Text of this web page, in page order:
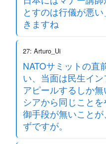
とすのは行儀が悪
きますね
27: Arturo_Ui
NATOサミットの直
い、当面は民生イ
アピールするしか
シアから同じこと
御手段が無いこと
ずですが。